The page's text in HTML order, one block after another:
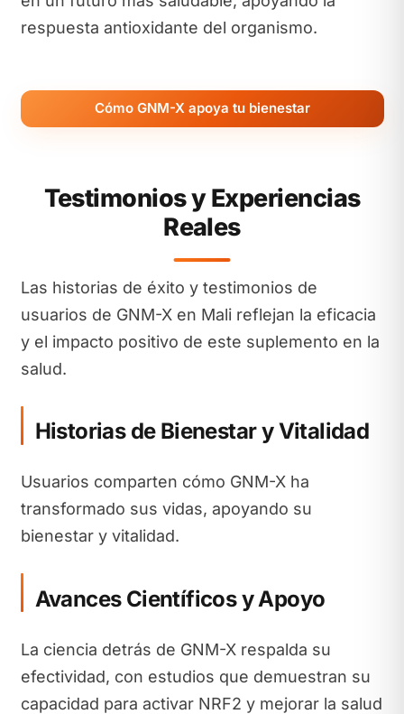
respuesta antioxidante del organismo.
Cómo GNM-X apoya tu bienestar
Testimonios y Experiencias
Reales
Las historias de éxito y testimonios de
usuarios de GNM-X en Mali reflejan la eficacia
y el impacto positivo de este suplemento en la
salud.
Historias de Bienestar y Vitalidad
Usuarios comparten cómo GNM-X ha
transformado sus vidas, apoyando su
bienestar y vitalidad.
Avances Científicos y Apoyo
La ciencia detrás de GNM-X respalda su
efectividad, con estudios que demuestran su
capacidad para activar NRF2 y mejorar la salud